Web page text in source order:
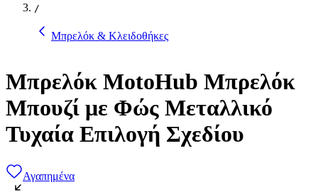
/
Μπρελόκ & Κλειδοθήκες
Μπρελόκ MotoHub Μπρελόκ
Μπουζί με Φώς Μεταλλικό
Τυχαία Επιλογή Σχεδίου
Αγαπημένα